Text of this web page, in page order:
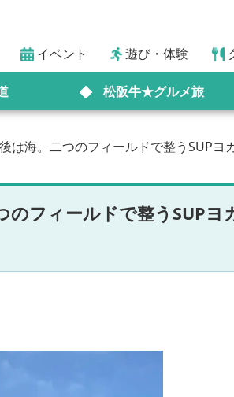
イベント 遊び・体験
松阪牛★グルメ旅
は海。二つのフィールドで整うSUPヨ
のフィールドで整うSUPヨ